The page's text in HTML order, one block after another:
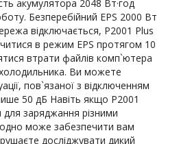
акумулятора 2048 Вт·год
Безперебійний EPS 2000 Вт
відключається, P2001 Plus
в режим EPS протягом 10
втрати файлів комп`ютера
Ви можете
пов`язаної з відключенням
50 дБ Навіть якщо P2001
заряджання різними
може забезпечити вам
досліджувати дикий